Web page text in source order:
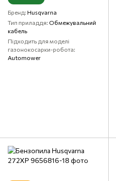
Бренд Husqvarna
Тип приладдя Обмежувальний
кабель
Підходить для моделі
газонокосарки-робота
Automower